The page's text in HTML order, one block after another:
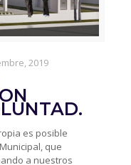
2019
es posible
que
a nuestros